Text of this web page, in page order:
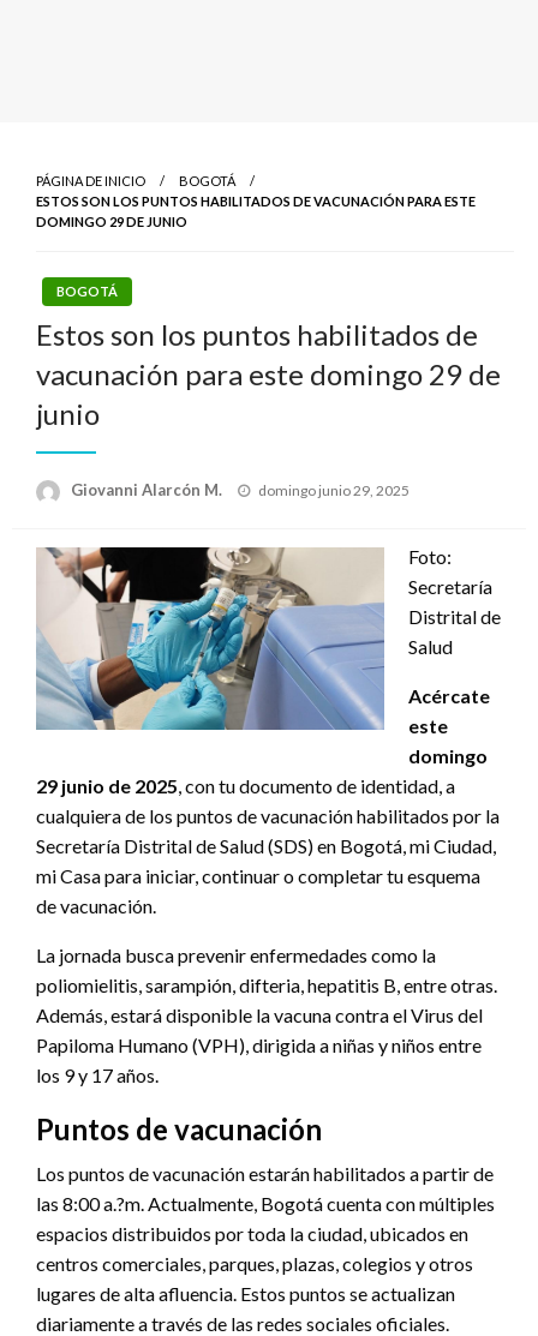
PÁGINA DE INICIO
BOGOTÁ
ESTOS SON LOS PUNTOS HABILITADOS DE VACUNACIÓN PARA ESTE
DOMINGO 29 DE JUNIO
BOGOTÁ
Estos son los puntos habilitados de
vacunación para este domingo 29 de
junio
Giovanni Alarcón M.
Publicado
domingo junio 29, 2025
Foto:
Secretaría
Distrital de
Salud
Acércate
este
domingo
29 junio de 2025, con tu documento de identidad, a
cualquiera de los puntos de vacunación habilitados por la
Secretaría Distrital de Salud (SDS) en Bogotá, mi Ciudad,
mi Casa para iniciar, continuar o completar tu esquema
de vacunación.
La jornada busca prevenir enfermedades como la
poliomielitis, sarampión, difteria, hepatitis B, entre otras.
Además, estará disponible la vacuna contra el Virus del
Papiloma Humano (VPH), dirigida a niñas y niños entre
los 9 y 17 años.
Puntos de vacunación
Los puntos de vacunación estarán habilitados a partir de
las 8:00 a.?m. Actualmente, Bogotá cuenta con múltiples
espacios distribuidos por toda la ciudad, ubicados en
centros comerciales, parques, plazas, colegios y otros
lugares de alta afluencia. Estos puntos se actualizan
diariamente a través de las redes sociales oficiales.